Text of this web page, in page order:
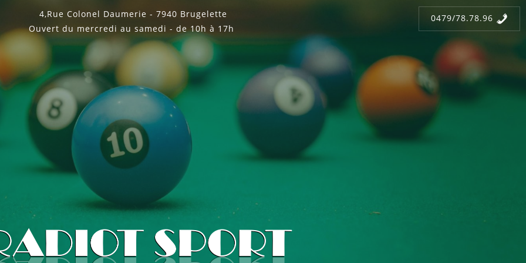
4,Rue Colonel Daumerie - 7940 Brugelette
Ouvert du mercredi au samedi - de 10h à 17h
0479/78.78.96